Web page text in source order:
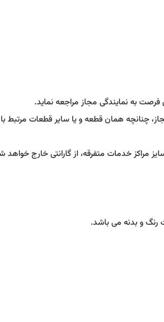
به نمایندگی مجاز مراجعه نماید.
چنانچه همان قطعه و یا سایر قطعات مرتبط
مراکز خدمات متفرقه، از گارانتی خارج خواهد